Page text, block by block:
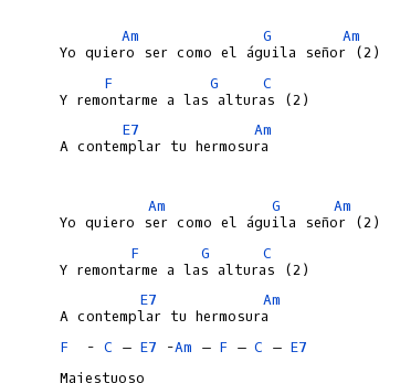
Am G
Am
F
G
C
E7
Am
A contemplar tu hermosura
Am G
Am
F
G
C
E7
Am
F
  -
C – E7 -Am – F – C – E7
Majestuoso